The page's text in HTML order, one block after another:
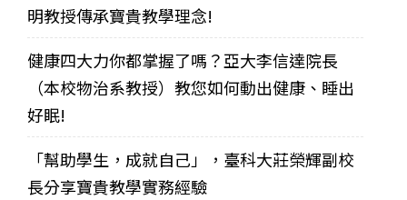
明教授傳承寶貴教學理念!
健康四大力你都掌握了嗎？亞大李信達院長
（本校物治系教授）教您如何動出健康、睡出
好眠!
「幫助學生，成就自己」，臺科大莊榮輝副校
長分享寶貴教學實務經驗